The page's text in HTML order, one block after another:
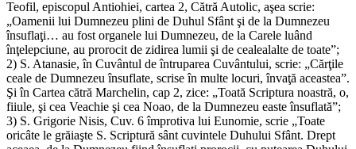
Teofil, episcopul Antiohiei, cartea 2, Cătră Autolic, aşea scrie:
„Oamenii lui Dumnezeu plini de Duhul Sfânt şi de la Dumnezeu
însuflaţi… au fost organele lui Dumnezeu, de la Carele luând
înţelepciune, au prorocit de zidirea lumii şi de cealealalte de toate”;
2) S. Atanasie, în Cuvântul de întruparea Cuvântului, scrie: „Cărţile
ceale de Dumnezeu însuflate, scrise în multe locuri, învaţă aceastea”.
Şi în Cartea cătră Marchelin, cap 2, zice: „Toată Scriptura noastră, o,
fiiule, şi cea Veachie şi cea Noao, de la Dumnezeu easte însuflată”;
3) S. Grigorie Nisis, Cuv. 6 împrotiva lui Eunomie, scrie „Toate
oricâte le grăiaşte S. Scriptură sânt cuvintele Duhului Sfânt. Drept